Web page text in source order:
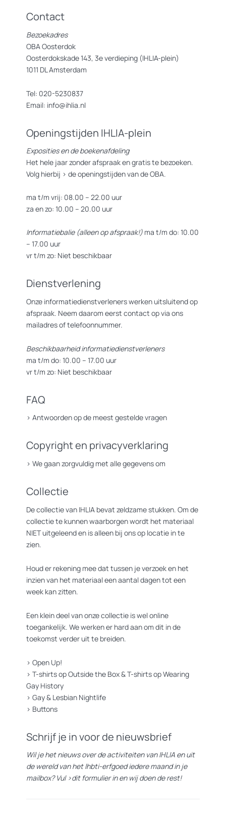
tussen woorden?
Hoeveelmoeitewiljeiemandlatendoenomjouwverhaaltebegrijpen?
Welke woorden verdienen meerAANDAC HTen welke kleuren en
texturen zet je daarvoor in?
In deze workshop zullen de deelnemers archiefmateriaal van IHLIA
ontleden en recyclen om tot nieuwe gedichten te komen. Lees
emancipatie en laat je inspireren om jouw eigen verhaal te
vertellen. De focus ligt op de vormgeving van de woorden door te
verf en meer.
is een choreografe, performance artiest en schrijfster en zet zich
in voor de BIPOC LGBTQIA+ community met haar stichtingen
Hindostaans & Queer en >Fite QLub
Aanmelden: reserveer een plek via aanmelden@ihlia.nl
te presenteren tijdens een evenement op 17 maart in het kader
van >Queer Geschiedenismaand
Contact
Bezoekadres
OBA Oosterdok
Oosterdokskade 143, 3e verdieping (IHLIA-plein)
1011 DL Amsterdam
Tel: 020-5230837
Email: info@ihlia.nl
Openingstijden IHLIA-plein
Exposities en de boekenafdeling
Het hele jaar zonder afspraak en gratis te bezoeken.
Volg hierbij > de openingstijden van de OBA.
ma t/m vrij: 08.00 – 22.00 uur
za en zo: 10.00 – 20.00 uur
Informatiebalie (alleen op afspraak!) ma t/m do: 10.00
– 17.00 uur
vr t/m zo: Niet beschikbaar
Dienstverlening
Onze informatiedienstverleners werken uitsluitend op
afspraak. Neem daarom eerst contact op via ons
mailadres of telefoonnummer.
Beschikbaarheid informatiedienstverleners
ma t/m do: 10.00 – 17.00 uur
vr t/m zo: Niet beschikbaar
FAQ
> Antwoorden op de meest gestelde vragen
Copyright en privacyverklaring
> We gaan zorgvuldig met alle gegevens om
Collectie
De collectie van IHLIA bevat zeldzame stukken. Om de
collectie te kunnen waarborgen wordt het materiaal
NIET uitgeleend en is alleen bij ons op locatie in te
zien.
Houd er rekening mee dat tussen je verzoek en het
inzien van het materiaal een aantal dagen tot een
week kan zitten.
Een klein deel van onze collectie is wel online
toegankelijk. We werken er hard aan om dit in de
toekomst verder uit te breiden.
> Open Up!
> T-shirts op Outside the Box&T-shirts op Wearing
Gay History
> Gay & Lesbian Nightlife
> Buttons
Schrijf je in voor de nieuwsbrief
Wil je het nieuws over de activiteiten van IHLIA en uit
de wereld van het lhbti-erfgoed iedere maand in je
mailbox? Vul >dit formulierin en wij doen de rest!